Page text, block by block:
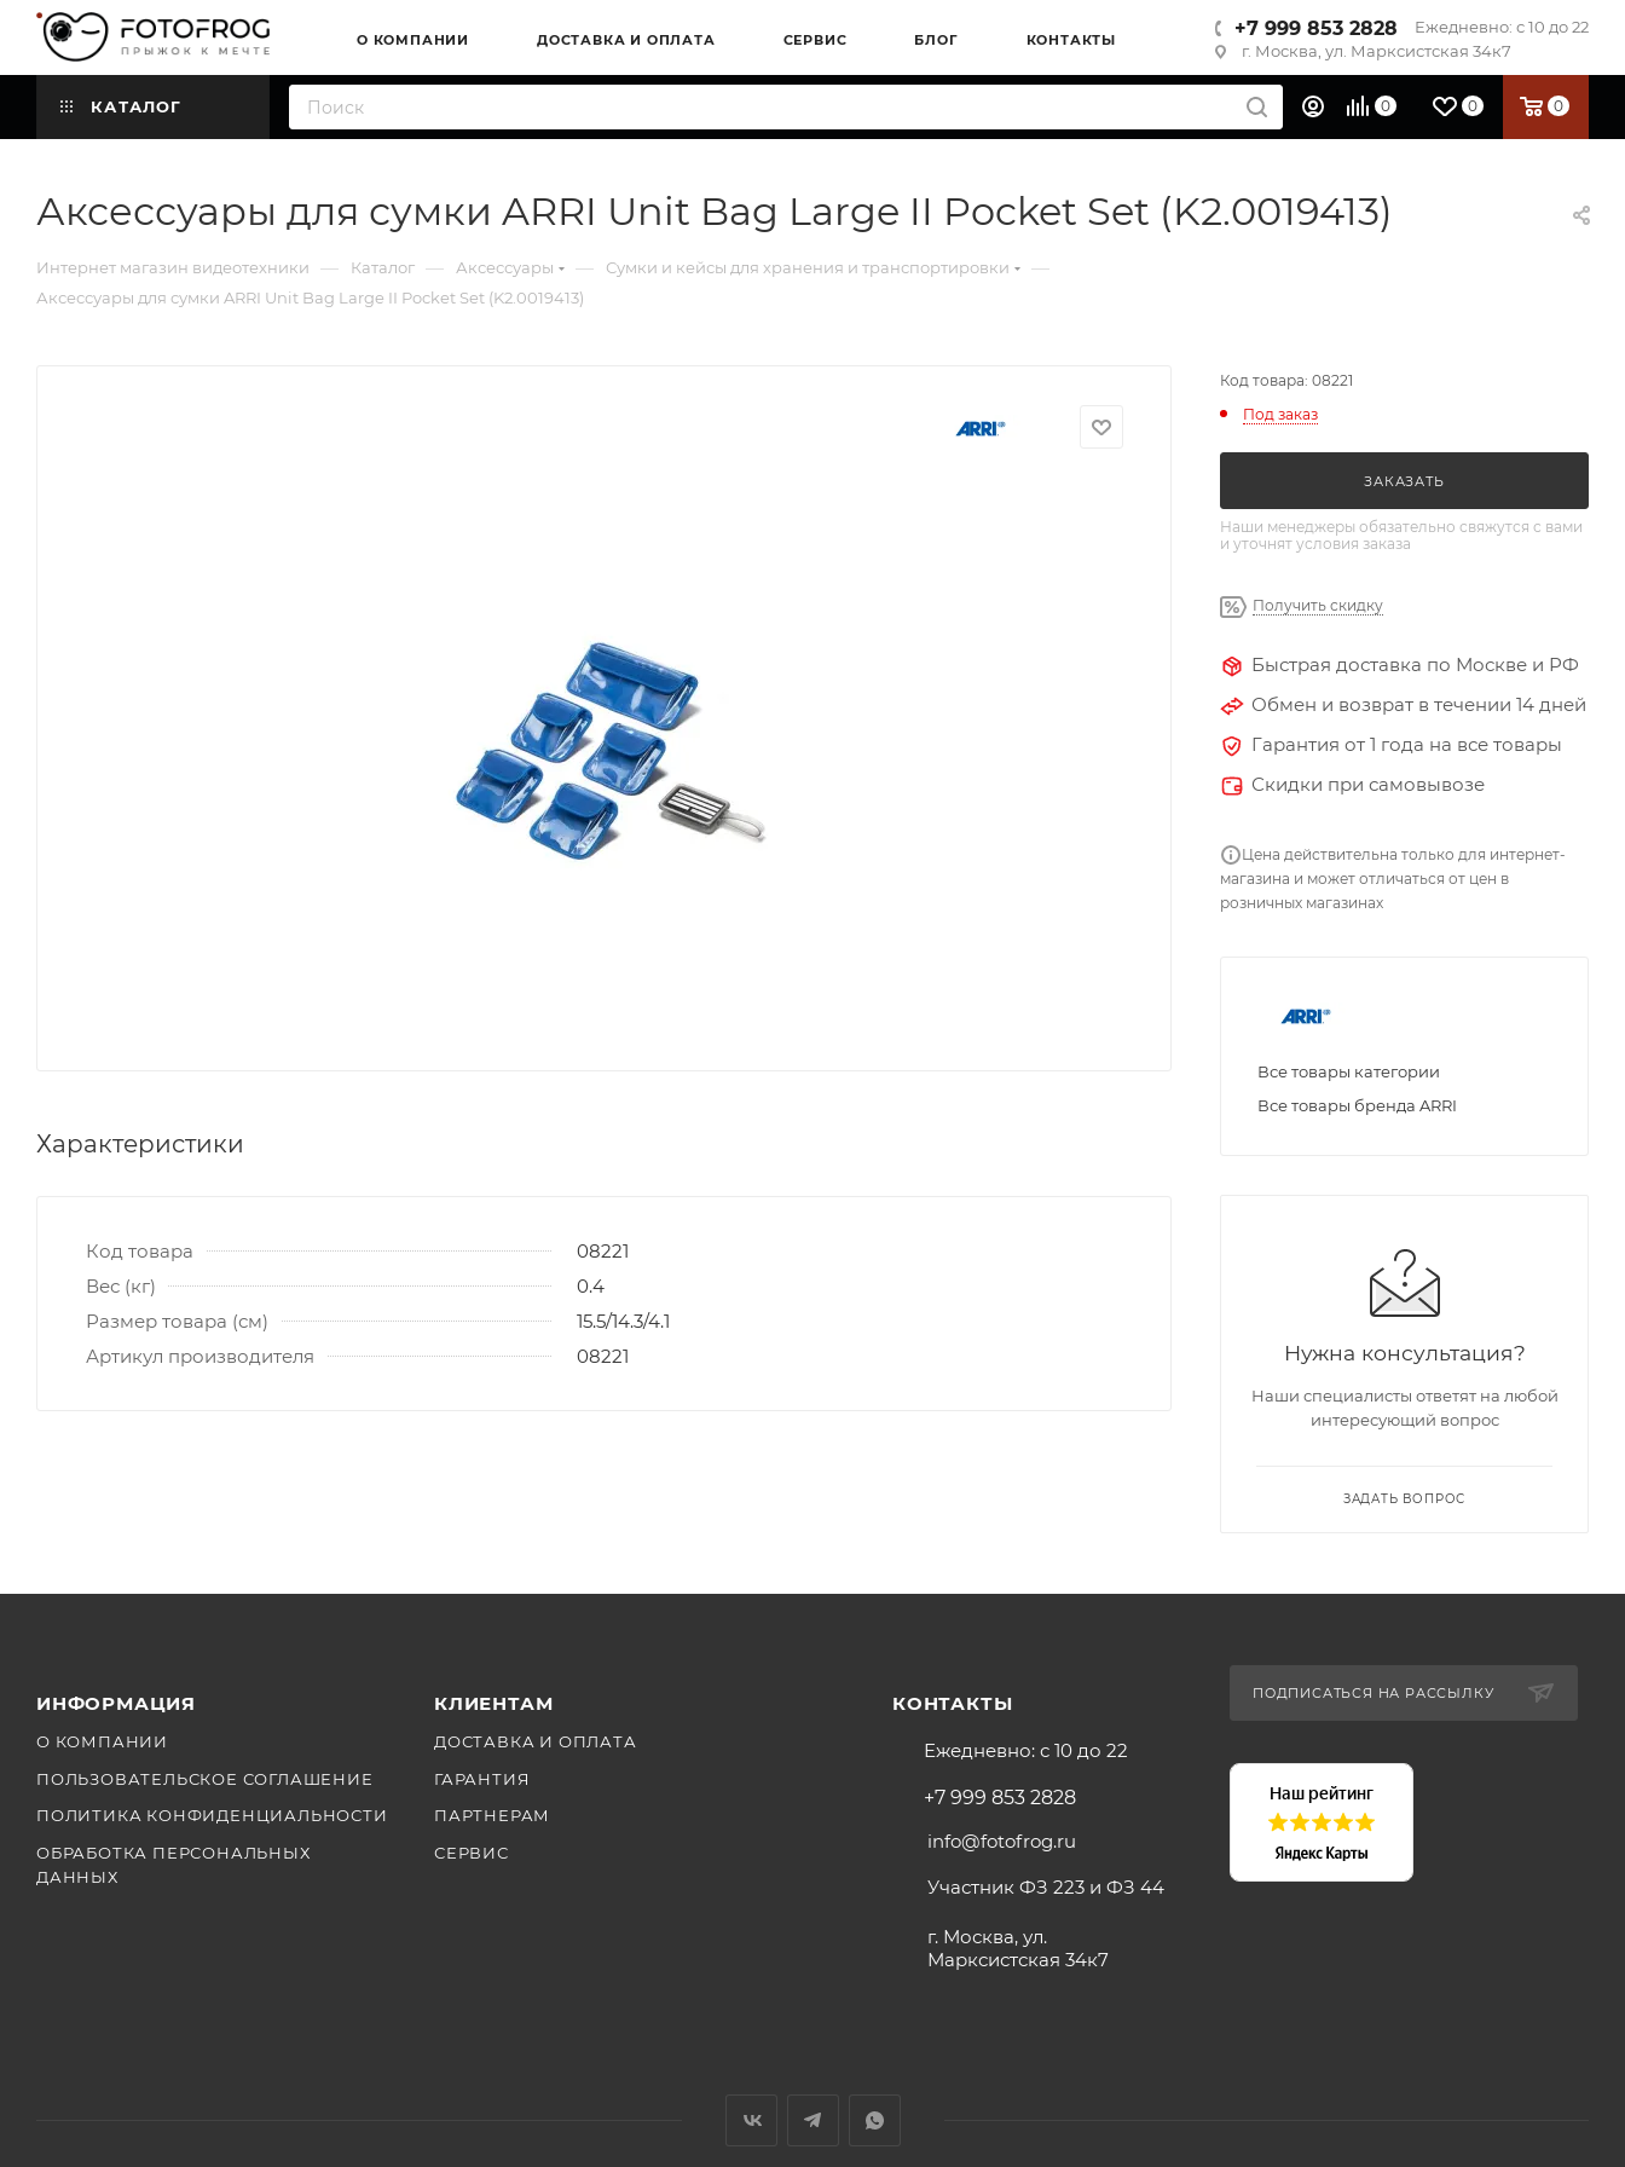
О КОМПАНИИ ДОСТАВКА И ОПЛАТА СЕРВИС БЛОГ КОНТАКТЫ
+7 999 853 2828
Ежедневно: с 10 до 22
г. Москва, ул. Марксистская 34к7
КАТАЛОГ 0 0 0
Аксессуары для сумки ARRI Unit Bag Large II Pocket Set (K2.0019413)
Интернет магазин видеотехники — Каталог — Аксессуары — Сумки и кейсы для хранения и транспортировки —
Аксессуары для сумки ARRI Unit Bag Large II Pocket Set (K2.0019413)
Характеристики
Код товара
08221
Вес (кг)
0.4
Размер товара (см)
15.5/14.3/4.1
Артикул производителя
08221
Код товара: 08221
Под заказ
ЗАКАЗАТЬ
Наши менеджеры обязательно свяжутся с вами
и уточнят условия заказа
Получить скидку
Быстрая доставка по Москве и РФ
Обмен и возврат в течении 14 дней
Гарантия от 1 года на все товары
Скидки при самовывозе
Цена действительна только для интернет-
магазина и может отличаться от цен в
розничных магазинах
Все товары категории
Все товары бренда ARRI
Нужна консультация?
Наши специалисты ответят на любой
интересующий вопрос
ЗАДАТЬ ВОПРОС
ИНФОРМАЦИЯ
О КОМПАНИИ
ПОЛЬЗОВАТЕЛЬСКОЕ СОГЛАШЕНИЕ
ПОЛИТИКА КОНФИДЕНЦИАЛЬНОСТИ
ОБРАБОТКА ПЕРСОНАЛЬНЫХ
ДАННЫХ
КЛИЕНТАМ
ДОСТАВКА И ОПЛАТА
ГАРАНТИЯ
ПАРТНЕРАМ
СЕРВИС
КОНТАКТЫ
Ежедневно: с 10 до 22
+7 999 853 2828
info@fotofrog.ru
Участник ФЗ 223 и ФЗ 44
г. Москва, ул.
Марксистская 34к7
ПОДПИСАТЬСЯ НА РАССЫЛКУ